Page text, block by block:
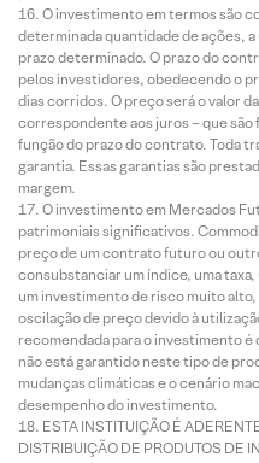
O investimento em termos são
determinada quantidade de ações,
prazo determinado. O prazo do
pelos investidores, obedecendo o
dias corridos. O preço será o valor
correspondente aos juros – que
função do prazo do contrato. Toda
garantia. Essas garantias são
margem.
O investimento em Mercados
patrimoniais significativos.
preço de um contrato futuro ou
consubstanciar um índice, uma
um investimento de risco muito
oscilação de preço devido à
recomendada para o investimento
não está garantido neste tipo de
mudanças climáticas e o cenário
desempenho do investimento.
ESTA INSTITUIÇÃO É
DISTRIBUIÇÃO DE PRODUTOS DE